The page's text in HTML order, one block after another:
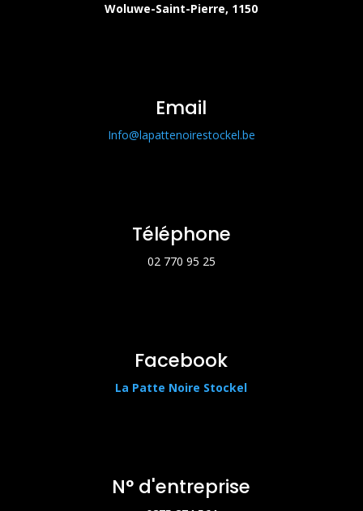
Woluwe-Saint-Pierre, 1150
Email
Info@lapattenoirestockel.be
Téléphone
02 770 95 25
Facebook
La Patte Noire Stockel
N° d'entreprise